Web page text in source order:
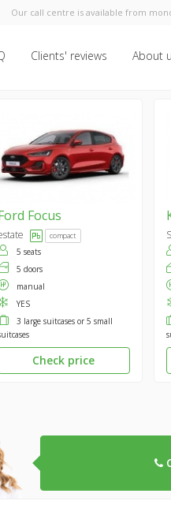
Our call centre is available from
Clients' reviews About
Focus
compact
5 seats
5 doors
manual
YES
3 large suitcases or 5 small
Check price